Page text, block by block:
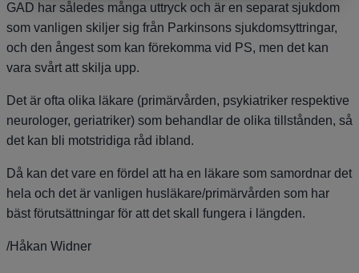
GAD har således många uttryck och är en separat sjukdom
som vanligen skiljer sig från Parkinsons sjukdomsyttringar,
och den ångest som kan förekomma vid PS, men det kan
vara svårt att skilja upp.
Det är ofta olika läkare (primärvården, psykiatriker respektive
neurologer, geriatriker) som behandlar de olika tillstånden, så
det kan bli motstridiga råd ibland.
Då kan det vare en fördel att ha en läkare som samordnar det
hela och det är vanligen husläkare/primärvården som har
bäst förutsättningar för att det skall fungera i längden.
/Håkan Widner